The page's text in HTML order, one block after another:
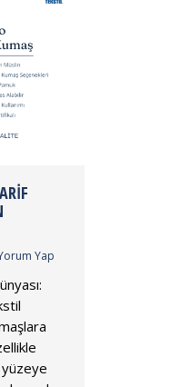
Yap